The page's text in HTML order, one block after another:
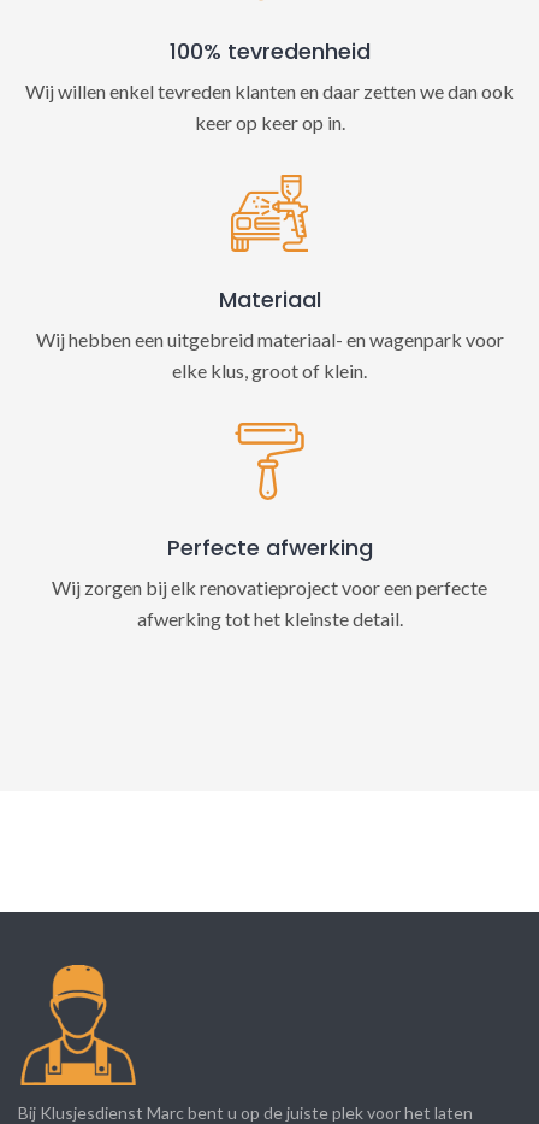
100% tevredenheid
Wij willen enkel tevreden klanten en daar zetten we dan ook
keer op keer op in.
Materiaal
Wij hebben een uitgebreid materiaal- en wagenpark voor
elke klus, groot of klein.
Perfecte afwerking
Wij zorgen bij elk renovatieproject voor een perfecte
afwerking tot het kleinste detail.
Bij Klusjesdienst Marc bent u op de juiste plek voor het laten